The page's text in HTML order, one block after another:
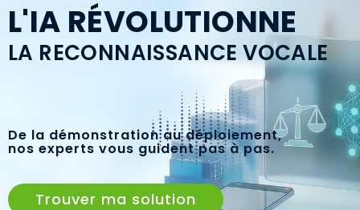
L'IA RÉVOLUTIONNE
LA RECONNAISSANCE VOCALE
De la démonstration au déploiement,
nos experts vous guident pas à pas.
Trouver ma solution